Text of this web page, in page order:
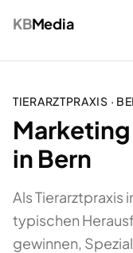
KBMedia
TIERARZTPRAXIS ·
in Bern
Als Tierarztpraxis
typischen
gewinnen,